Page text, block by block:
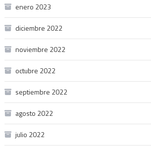
enero 2023
diciembre 2022
noviembre 2022
octubre 2022
septiembre 2022
agosto 2022
julio 2022